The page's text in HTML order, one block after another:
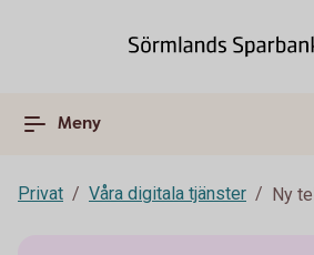
Meny
Privat Våra digitala tjänster Ny